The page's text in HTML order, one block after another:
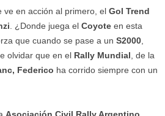
ve en acción al primero, el Gol Trend
. ¿Donde juega el Coyote en esta
que cuando se pase a un S2000
olvidar que en el Rally Mundial , de la
Federico ha corrido siempre con un